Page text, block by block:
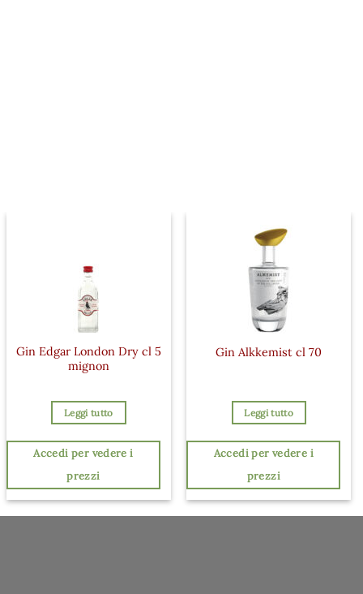
Gin Edgar London Dry cl 5
mignon
Leggi tutto
Accedi per vedere i
prezzi
Gin Alkkemist cl 70
Leggi tutto
Accedi per vedere i
prezzi